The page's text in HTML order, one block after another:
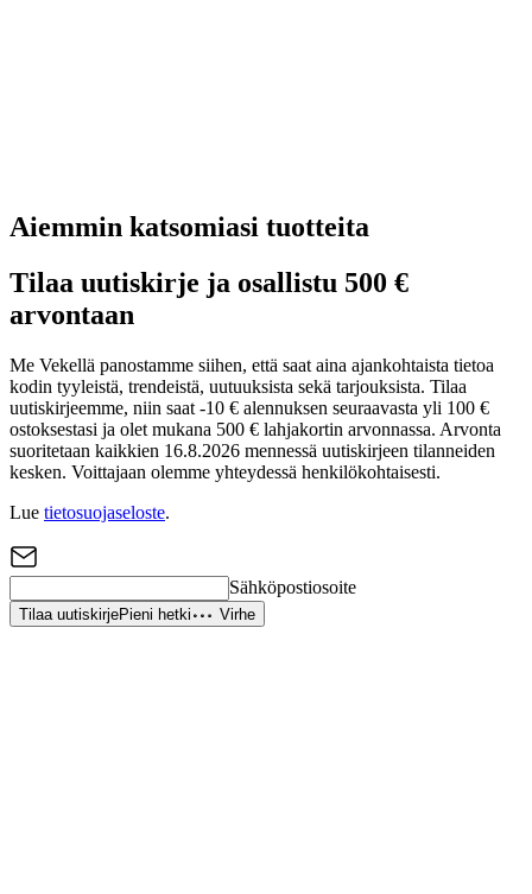
Aiemmin katsomiasi tuotteita
Tilaa uutiskirje ja osallistu 500 €
arvontaan
Me Vekellä panostamme siihen, että saat aina ajankohtaista tietoa
kodin tyyleistä, trendeistä, uutuuksista sekä tarjouksista. Tilaa
uutiskirjeemme, niin saat -10 € alennuksen seuraavasta yli 100 €
ostoksestasi ja olet mukana 500 € lahjakortin arvonnassa. Arvonta
suoritetaan kaikkien 16.8.2026 mennessä uutiskirjeen tilanneiden
kesken. Voittajaan olemme yhteydessä henkilökohtaisesti.
Lue tietosuojaseloste.
Sähköpostiosoite
Tilaa uutiskirjePieni hetki Virhe